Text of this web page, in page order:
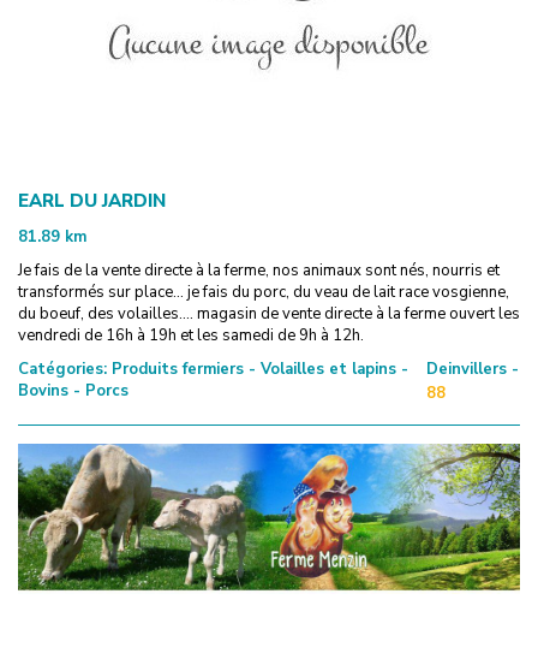
EARL DU JARDIN
81.89 km
Je fais de la vente directe à la ferme, nos animaux sont nés, nourris et
transformés sur place... je fais du porc, du veau de lait race vosgienne,
du boeuf, des volailles.... magasin de vente directe à la ferme ouvert les
vendredi de 16h à 19h et les samedi de 9h à 12h.
Catégories: Produits fermiers - Volailles et lapins -
Bovins - Porcs
Deinvillers -
88